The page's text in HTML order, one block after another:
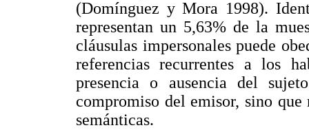
(Domínguez y Mora 1998).
representan un 5,63% de la
cláusulas impersonales puede
referencias recurrentes a los
presencia o ausencia del
compromiso del emisor, sino
semánticas.